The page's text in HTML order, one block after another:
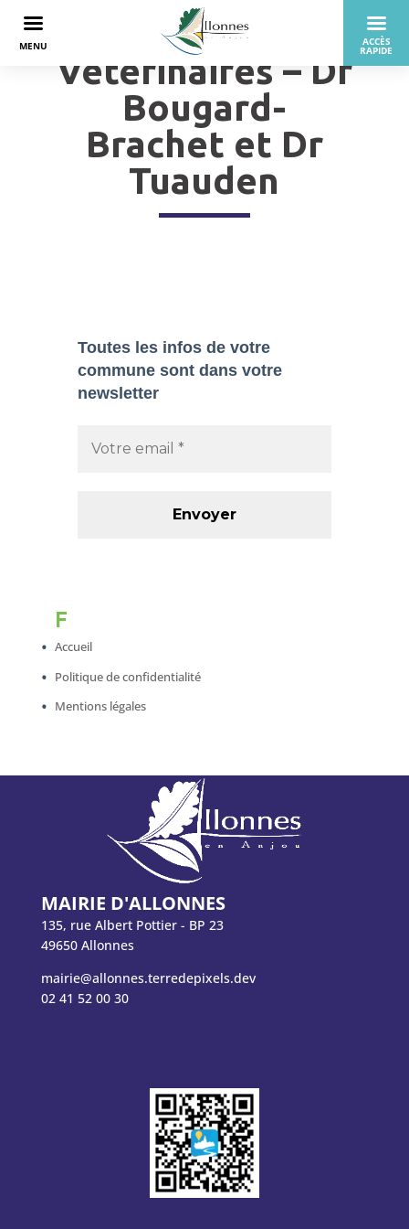
Vétérinaires – Dr
Bougard-
Brachet et Dr
Tuauden
Toutes les infos de votre
commune sont dans votre
newsletter
F
Accueil
Politique de confidentialité
Mentions légales
MAIRIE D'ALLONNES
135, rue Albert Pottier - BP 23
49650 Allonnes
mairie@allonnes.terredepixels.dev
02 41 52 00 30